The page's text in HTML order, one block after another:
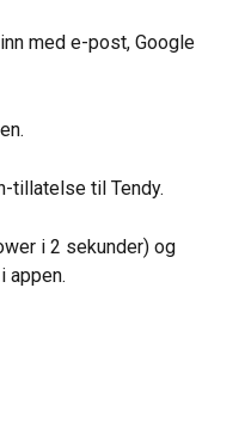
med e-post, Google
tillatelse til Tendy.
i 2 sekunder) og
i appen.